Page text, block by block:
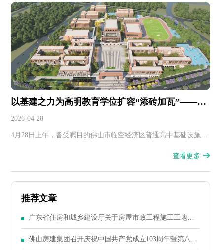
以基建之力为高明教育学位扩容“添砖加瓦”——佛
山房建集团承建的临空经济区高中项目动工
2026-04-28
4月28日上午，备受瞩目的佛山市临空经济区普通高中基础设施建
查看更多
推荐文章
广东省住房和城乡建设厅关于房屋市政工程施工工地塔
式起重机全面安装使用安全监控系统的通知
佛山房建集团召开庆祝中国共产党成立103周年暨第八届